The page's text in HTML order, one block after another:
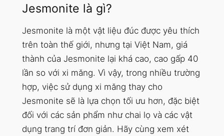
Jesmonite là gì?
Jesmonite là một vật liệu đúc được yêu thích
trên toàn thế giới, nhưng tại Việt Nam, giá
thành của Jesmonite lại khá cao, cao gấp 40
lần so với xi măng. Vì vậy, trong nhiều trường
hợp, việc sử dụng xi măng thay cho
Jesmonite sẽ là lựa chọn tối ưu hơn, đặc biệt
đối với các sản phẩm như chai lọ và các vật
dụng trang trí đơn giản. Hãy cùng xem xét